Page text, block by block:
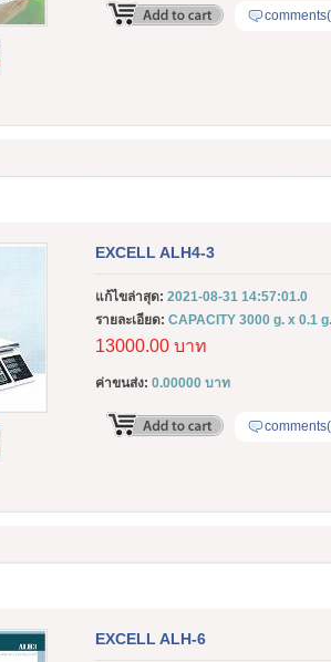
EXCELL ALH4-3
แก้ไขล่าสุด: 2021-08-31 14:57:01.0
รายละเอียด: CAPACITY 3000 g. x 0.1 g.
13000.00 บาท
ค่าขนส่ง: 0.00000 บาท
EXCELL ALH-6